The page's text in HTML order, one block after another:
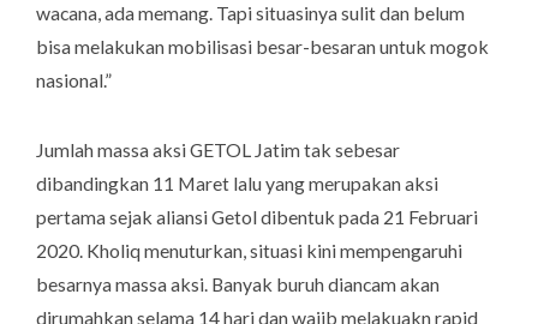
wacana, ada memang. Tapi situasinya sulit dan belum
bisa melakukan mobilisasi besar-besaran untuk mogok
nasional.”
Jumlah massa aksi GETOL Jatim tak sebesar
dibandingkan 11 Maret lalu yang merupakan aksi
pertama sejak aliansi Getol dibentuk pada 21 Februari
2020. Kholiq menuturkan, situasi kini mempengaruhi
besarnya massa aksi. Banyak buruh diancam akan
dirumahkan selama 14 hari dan wajib melakuaknrapid